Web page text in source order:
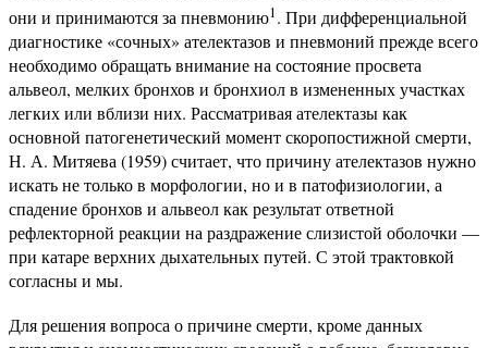
они и принимаются за пневмонию1. При дифференциальной
диагностике «сочных» ателектазов и пневмоний прежде всего
необходимо обращать внимание на состояние просвета
альвеол, мелких бронхов и бронхиол в измененных участках
легких или вблизи них. Рассматривая ателектазы как
основной патогенетический момент скоропостижной смерти,
Н. А. Митяева (1959) считает, что причину ателектазов нужно
искать не только в морфологии, но и в патофизиологии, а
спадение бронхов и альвеол как результат ответной
рефлекторной реакции на раздражение слизистой оболочки —
при катаре верхних дыхательных путей. С этой трактовкой
согласны и мы.
Для решения вопроса о причине смерти, кроме данных